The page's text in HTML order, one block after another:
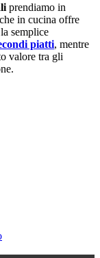
prendiamo in
che in cucina offre
semplice
piatti, mentre
valore tra gli